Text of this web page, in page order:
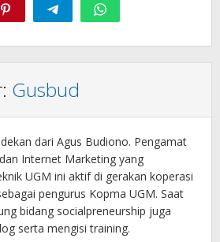
Gusbud
dari Agus Budiono. Pengamat
Internet Marketing yang
UGM ini aktif di gerakan koperasi
pengurus Kopma UGM. Saat
bidang socialpreneurship juga
serta mengisi training.